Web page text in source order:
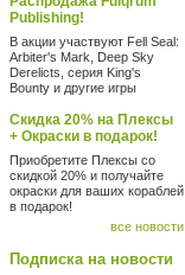
Publishing!
В акции участвуют Fell Seal:
Arbiter's Mark, Deep Sky
Derelicts, серия King's
Bounty и другие игры
Скидка 20% на Плексы
+ Окраски в подарок!
Приобретите Плексы со
скидкой 20% и получайте
окраски для ваших кораблей
в подарок!
все новости
Подписка на новости